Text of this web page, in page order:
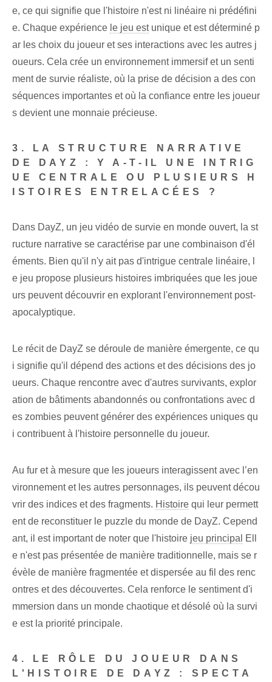
e, ce qui signifie que l'histoire n'est ni linéaire ni prédéfini
e. Chaque expérience le jeu estunique et est déterminé p
ar les choix du joueur et ses interactions avec les autres j
oueurs. Cela crée un environnement immersif et un senti
ment de survie réaliste, où la prise de décision a des con
séquences importantes et où la confiance entre les joueur
s devient une monnaie précieuse.
3. LA STRUCTURE NARRATIVE
DE DAYZ : Y A-T-IL UNE INTRIG
UE CENTRALE OU PLUSIEURS H
ISTOIRES ENTRELACÉES ?
Dans DayZ, un jeu vidéo de survie en monde ouvert, la st
ructure narrative se caractérise par une combinaison d'él
éments. Bien qu'il n'y ait pas d'intrigue centrale linéaire, l
e jeu propose plusieurs histoires imbriquées que les joue
urs peuvent découvrir en explorant l'environnement post-
apocalyptique.
Le récit de DayZ se déroule de manière émergente, ce qu
i signifie qu'il dépend des actions et des décisions des jo
ueurs. Chaque rencontre avec d'autres survivants, explor
ation de bâtiments abandonnés ou confrontations avec d
es zombies peuvent générer des expériences uniques qu
i contribuent à l'histoire personnelle du joueur.
Au fur et à mesure que les joueurs interagissent avec l’en
vironnement et les autres personnages, ils peuvent décou
vrir des indices et des fragments. Histoire qui leur permett
ent de reconstituer le puzzle du monde de DayZ. Cepend
ant, il est important de noter que l'histoire jeu principal
Ell
e n'est pas présentée de manière traditionnelle, mais se r
évèle de manière fragmentée et dispersée au fil des renc
ontres et des découvertes. Cela renforce le sentiment d'i
mmersion dans un monde chaotique et désolé où la survi
e est la priorité principale.
4. LE RÔLE DU JOUEUR DANS
L'HISTOIRE DE DAYZ : SPECTA